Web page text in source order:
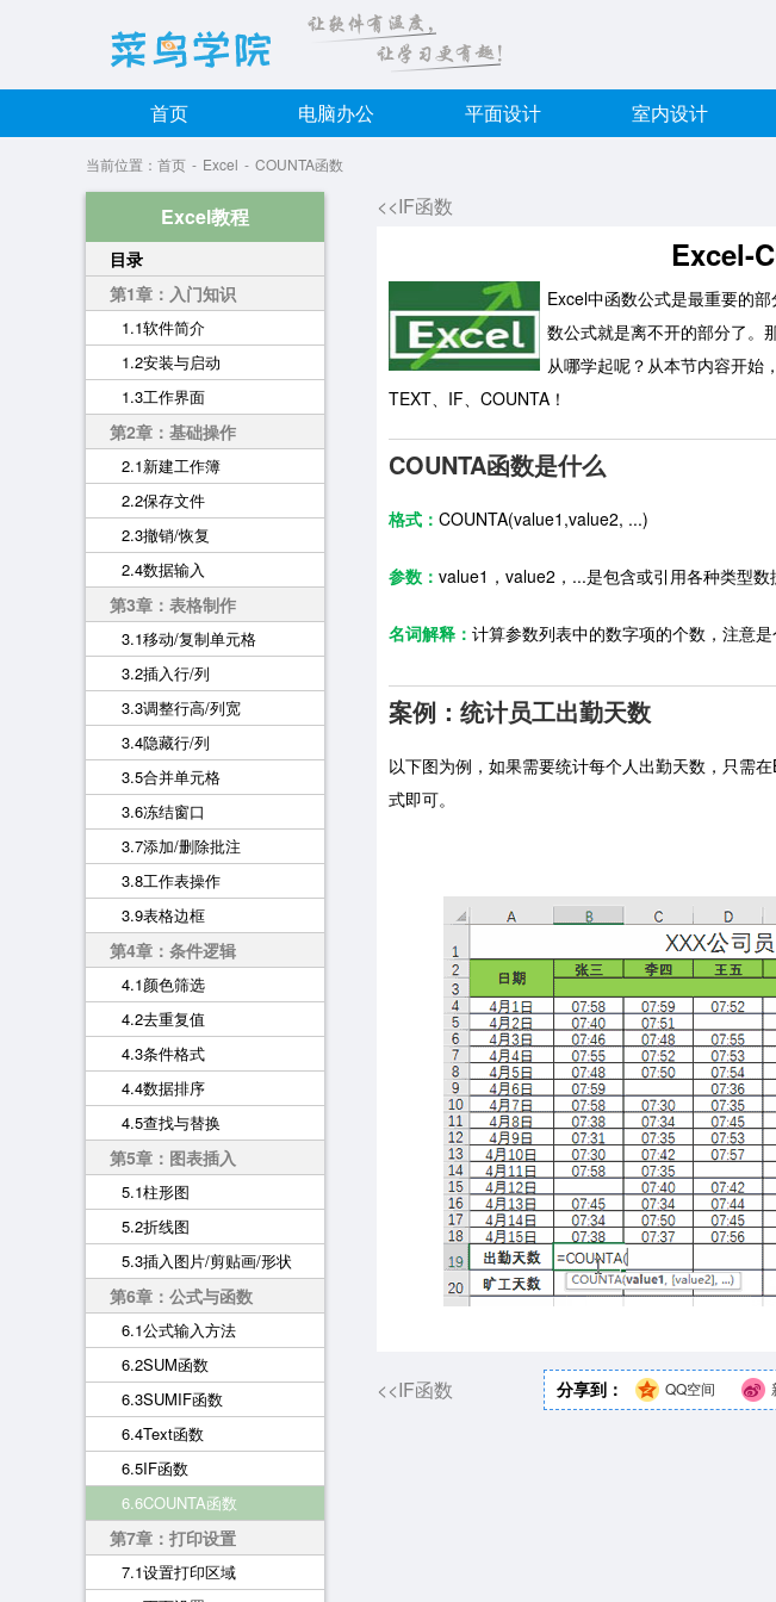
首页 电脑办公 平面设计 室内设计
当前位置： 首页 - Excel - COUNTA函数
Excel教程
目录
第1章：入门知识
1.1软件简介
1.2安装与启动
1.3工作界面
第2章：基础操作
2.1新建工作簿
2.2保存文件
2.3撤销/恢复
2.4数据输入
第3章：表格制作
3.1移动/复制单元格
3.2插入行/列
3.3调整行高/列宽
3.4隐藏行/列
3.5合并单元格
3.6冻结窗口
3.7添加/删除批注
3.8工作表操作
3.9表格边框
第4章：条件逻辑
4.1颜色筛选
4.2去重复值
4.3条件格式
4.4数据排序
4.5查找与替换
第5章：图表插入
5.1柱形图
5.2折线图
5.3插入图片/剪贴画/形状
第6章：公式与函数
6.1公式输入方法
6.2SUM函数
6.3SUMIF函数
6.4Text函数
6.5IF函数
6.6COUNTA函数
第7章：打印设置
7.1设置打印区域
<<IF函数
Excel-
Excel中函数公式是最重要的
数公式就是离不开的部分了。
从哪学起呢？从本节内容开始
TEXT、IF、COUNTA！
COUNTA函数是什么
格式： COUNTA(value1,value2, ...)
参数： value1，value2，...是包含或引用各种类型
名词解释： 计算参数列表中的数字项的个数，注意是
案例：统计员工出勤天数
以下图为例，如果需要统计每个人出勤天数，只需
式即可。
<<IF函数 分享到： QQ空间